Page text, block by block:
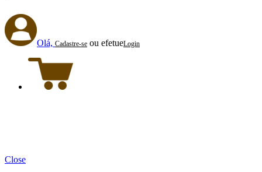
Olá, Cadastre-se ou efetueLogin
Close